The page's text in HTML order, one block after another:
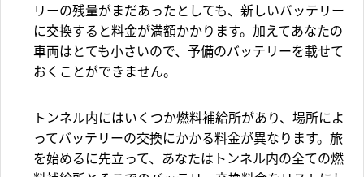
リーの残量がまだあったとしても、新しいバッテリー
に交換すると料金が満額かかります。加えてあなたの
車両はとても小さいので、予備のバッテリーを載せて
おくことができません。
トンネル内にはいくつか燃料補給所があり、場所によ
ってバッテリーの交換にかかる料金が異なります。旅
を始めるに先立って、あなたはトンネル内の全ての燃